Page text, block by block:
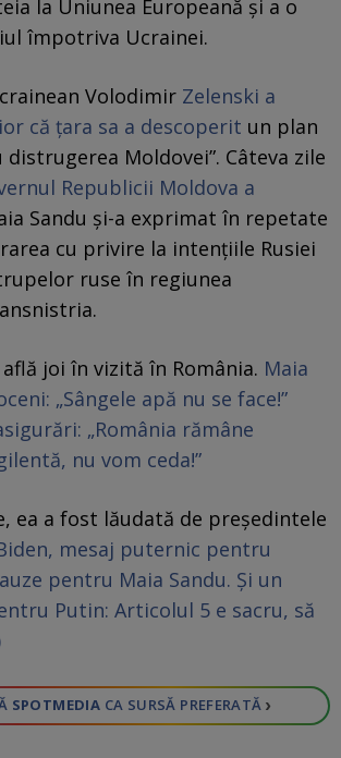
la Uniunea Europeană și a o
împotriva Ucrainei.
Volodimir Zelenski a
că țara sa a descoperit un plan
distrugerea Moldovei”. Câteva zile
Republicii Moldova a
Sandu și-a exprimat în repetate
cu privire la intențiile Rusiei
ruse în regiunea
află joi în vizită în România. Maia
„Sângele apă nu se face!”
„România rămâne
nu vom ceda!”
ea a fost lăudată de preşedintele
mesaj puternic pentru
pentru Maia Sandu. Și un
Putin: Articolul 5 e sacru, să
SPOTMEDIA CA SURSĂ PREFERATĂ ›